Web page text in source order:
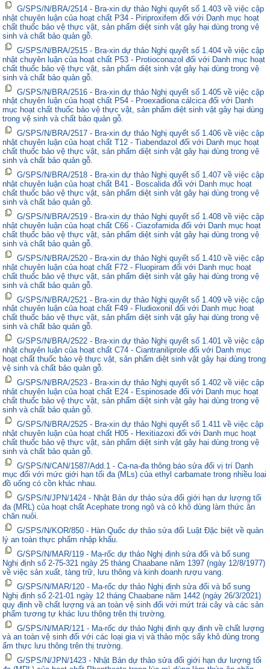
G/SPS/N/BRA/2514 - Bra-xin dự thảo Nghị quyết số 1.403 về việc cập
nhật chuyên luận của hoạt chất P34 - Piriproxifem đối với Danh mục hoạt
chất thuốc bảo vệ thực vật, sản phẩm diệt sinh vật gây hại dùng trong vệ
sinh và chất bảo quản gỗ.
G/SPS/N/BRA/2515 - Bra-xin dự thảo Nghị quyết số 1.404 về việc cập
nhật chuyên luận của hoạt chất P53 - Protioconazol đối với Danh mục hoạt
chất thuốc bảo vệ thực vật, sản phẩm diệt sinh vật gây hại dùng trong vệ
sinh và chất bảo quản gỗ.
G/SPS/N/BRA/2516 - Bra-xin dự thảo Nghị quyết số 1.405 về việc cập
nhật chuyên luận của hoạt chất P54 - Proexadiona cálcica đối với Danh
mục hoạt chất thuốc bảo vệ thực vật, sản phẩm diệt sinh vật gây hại dùng
trong vệ sinh và chất bảo quản gỗ.
G/SPS/N/BRA/2517 - Bra-xin dự thảo Nghị quyết số 1.406 về việc cập
nhật chuyên luận của hoạt chất T12 - Tiabendazol đối với Danh mục hoạt
chất thuốc bảo vệ thực vật, sản phẩm diệt sinh vật gây hại dùng trong vệ
sinh và chất bảo quản gỗ.
G/SPS/N/BRA/2518 - Bra-xin dự thảo Nghị quyết số 1.407 về việc cập
nhật chuyên luận của hoạt chất B41 - Boscalida đối với Danh mục hoạt
chất thuốc bảo vệ thực vật, sản phẩm diệt sinh vật gây hại dùng trong vệ
sinh và chất bảo quản gỗ.
G/SPS/N/BRA/2519 - Bra-xin dự thảo Nghị quyết số 1.408 về việc cập
nhật chuyên luận của hoạt chất C66 - Ciazofamida đối với Danh mục hoạt
chất thuốc bảo vệ thực vật, sản phẩm diệt sinh vật gây hại dùng trong vệ
sinh và chất bảo quản gỗ.
G/SPS/N/BRA/2520 - Bra-xin dự thảo Nghị quyết số 1.410 về việc cập
nhật chuyên luận của hoạt chất F72 - Fluopiram đối với Danh mục hoạt
chất thuốc bảo vệ thực vật, sản phẩm diệt sinh vật gây hại dùng trong vệ
sinh và chất bảo quản gỗ.
G/SPS/N/BRA/2521 - Bra-xin dự thảo Nghị quyết số 1.409 về việc cập
nhật chuyên luận của hoạt chất F49 - Fludioxonil đối với Danh mục hoạt
chất thuốc bảo vệ thực vật, sản phẩm diệt sinh vật gây hại dùng trong vệ
sinh và chất bảo quản gỗ.
G/SPS/N/BRA/2522 - Bra-xin dự thảo Nghị quyết số 1.401 về việc cập
nhật chuyên luận của hoạt chất C74 - Ciantraniliprole đối với Danh mục
hoạt chất thuốc bảo vệ thực vật, sản phẩm diệt sinh vật gây hại dùng trong
vệ sinh và chất bảo quản gỗ.
G/SPS/N/BRA/2523 - Bra-xin dự thảo Nghị quyết số 1.402 về việc cập
nhật chuyên luận của hoạt chất E24 - Espinosade đối với Danh mục hoạt
chất thuốc bảo vệ thực vật, sản phẩm diệt sinh vật gây hại dùng trong vệ
sinh và chất bảo quản gỗ.
G/SPS/N/BRA/2525 - Bra-xin dự thảo Nghị quyết số 1.411 về việc cập
nhật chuyên luận của hoạt chất H05 - Hexitiazoxi đối với Danh mục hoạt
chất thuốc bảo vệ thực vật, sản phẩm diệt sinh vật gây hại dùng trong vệ
sinh và chất bảo quản gỗ.
G/SPS/N/CAN/1587/Add.1 - Ca-na-đa thông báo sửa đổi vị trí Danh
mục đối với mức giới hạn tối đa (MLs) của ethyl carbamate trong nhiều loại
đồ uống có cồn khác nhau.
G/SPS/N/JPN/1424 - Nhật Bản dự thảo sửa đổi giới hạn dư lượng tối
đa (MRL) của hoạt chất Acephate trong ngô và cỏ khô dùng làm thức ăn
chăn nuôi.
G/SPS/N/KOR/850 - Hàn Quốc dự thảo sửa đổi Luật Đặc biệt về quản
lý an toàn thực phẩm nhập khẩu.
G/SPS/N/MAR/119 - Ma-rốc dự thảo Nghị định sửa đổi và bổ sung
Nghị định số 2-75-321 ngày 25 tháng Chaabane năm 1397 (ngày 12/8/1977)
về việc sản xuất, tàng trữ, lưu thông và kinh doanh rượu vang.
G/SPS/N/MAR/120 - Ma-rốc dự thảo Nghị định sửa đổi và bổ sung
Nghị định số 2-21-01 ngày 12 tháng Chaabane năm 1442 (ngày 26/3/2021)
quy định về chất lượng và an toàn vệ sinh đối với mứt trái cây và các sản
phẩm tương tự khác lưu thông trên thị trường.
G/SPS/N/MAR/121 - Ma-rốc dự thảo Nghị định quy định về chất lượng
và an toàn vệ sinh đối với các loại gia vị và thảo mộc sấy khô dùng trong
ẩm thực lưu thông trên thị trường.
G/SPS/N/JPN/1423 - Nhật Bản dự thảo sửa đổi giới hạn dư lượng tối